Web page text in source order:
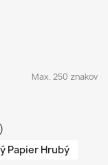
Max. 250 znakov
Papier Hrubý